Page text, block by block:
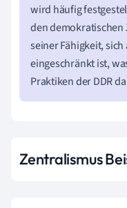
wird häufig
den
seiner Fähigkeit,
eingeschränkt ist,
Praktiken der DDR
Zentralismus